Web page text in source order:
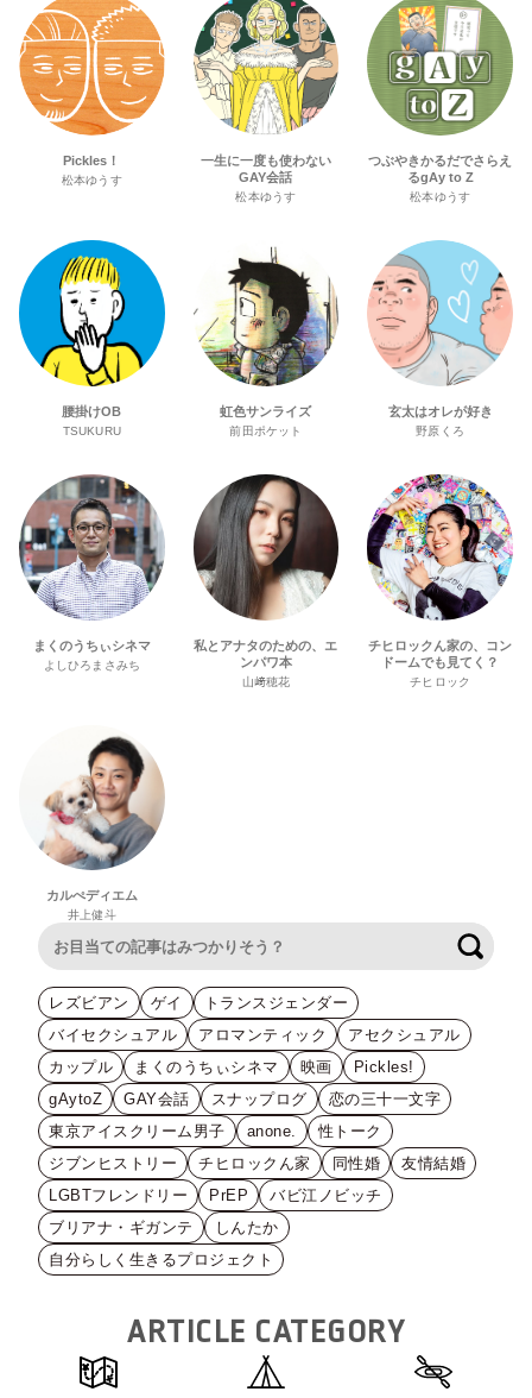
Pickles！
松本ゆうす
一生に一度も使わない
GAY会話
松本ゆうす
つぶやきかるだでさらえ
るgAy to Z
松本ゆうす
腰掛けOB
TSUKURU
虹色サンライズ
前田ポケット
玄太はオレが好き
野原くろ
まくのうちぃシネマ
よしひろまさみち
私とアナタのための、エ
ンパワ本
山﨑穂花
チヒロックん家の、コン
ドームでも見てく？
チヒロック
カルぺディエム
井上健斗
レズビアン ゲイ
トランスジェンダー
バイセクシュアル
アロマンティック
アセクシュアル
カップル
まくのうちぃシネマ 映画
Pickles!
gAytoZ
GAY会話 スナップログ
恋の三十一文字
東京アイスクリーム男子
anone.
性トーク
ジブンヒストリー
チヒロックん家 同性婚
友情結婚
LGBTフレンドリー
PrEP
バビ江ノビッチ
ブリアナ・ギガンテ
しんたか
自分らしく生きるプロジェクト
ARTICLE CATEGORY